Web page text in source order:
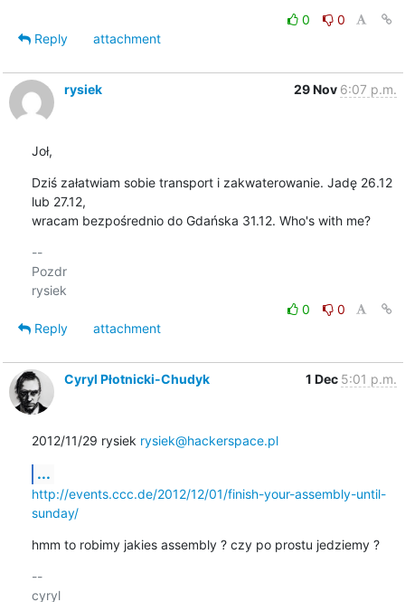
0
0
Reply
attachment
rysiek 29 Nov 6:07 p.m.
Joł,
Dziś załatwiam sobie transport i zakwaterowanie. Jadę 26.12
lub 27.12,
wracam bezpośrednio do Gdańska 31.12. Who's with me?
--
Pozdr
0
0
Reply
attachment
Cyryl Płotnicki-Chudyk 1 Dec 5:01 p.m.
2012/11/29 rysiek rysiek@hackerspace.pl
...
http://events.ccc.de/2012/12/01/finish-your-assembly-until-
sunday/
hmm to robimy jakies assembly ? czy po prostu jedziemy ?
--
cyryl